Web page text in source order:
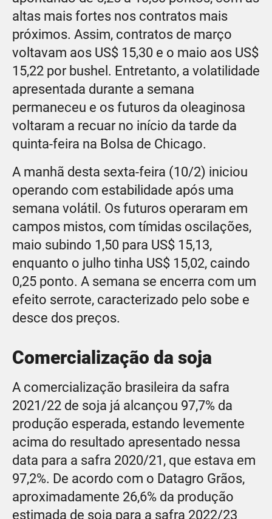
altas mais fortes nos contratos mais
próximos. Assim, contratos de março
voltavam aos US$ 15,30 e o maio aos US$
15,22 por bushel. Entretanto, a volatilidade
apresentada durante a semana
permaneceu e os futuros da oleaginosa
voltaram a recuar no início da tarde da
quinta-feira na Bolsa de Chicago.
A manhã desta sexta-feira (10/2) iniciou
operando com estabilidade após uma
semana volátil. Os futuros operaram em
campos mistos, com tímidas oscilações,
maio subindo 1,50 para US$ 15,13,
enquanto o julho tinha US$ 15,02, caindo
0,25 ponto. A semana se encerra com um
efeito serrote, caracterizado pelo sobe e
desce dos preços.
Comercialização da soja
A comercialização brasileira da safra
2021/22 de soja já alcançou 97,7% da
produção esperada, estando levemente
acima do resultado apresentado nessa
data para a safra 2020/21, que estava em
97,2%. De acordo com o Datagro Grãos,
aproximadamente 26,6% da produção
estimada de soja para a safra 2022/23